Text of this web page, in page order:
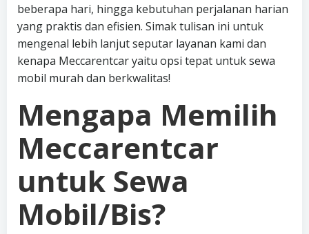
beberapa hari, hingga kebutuhan perjalanan harian
yang praktis dan efisien. Simak tulisan ini untuk
mengenal lebih lanjut seputar layanan kami dan
kenapa Meccarentcar yaitu opsi tepat untuk sewa
mobil murah dan berkwalitas!
Mengapa Memilih
Meccarentcar
untuk Sewa
Mobil/Bis?